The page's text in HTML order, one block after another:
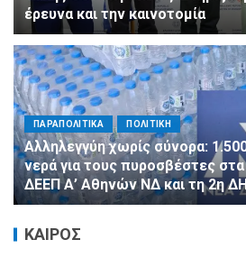
έρευνα και την καινοτομία
ΠΑΡΑΠΟΛΙΤΙΚΑ ΠΟΛΙΤΙΚΗ
Αλληλεγγύη χωρίς σύνορα:
νερά για τους πυροσβέστες
ΔΕΕΠ Α’ Αθηνών ΝΔ και τη 2η
ΚΑΙΡΟΣ